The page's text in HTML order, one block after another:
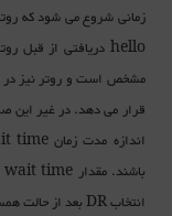
انتخاب DR بعد از حالت همسایگی 2way و قبل از انتقال DBD صورت می گیرد.